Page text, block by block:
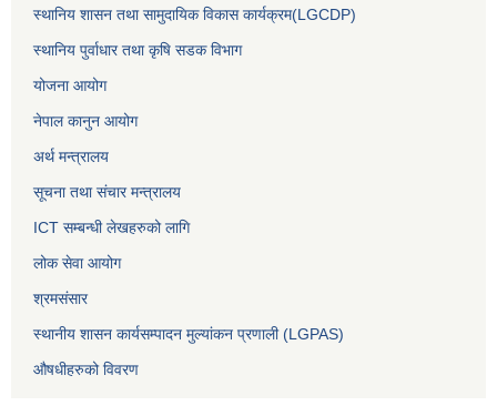
स्थानिय शासन तथा सामुदायिक विकास कार्यक्रम(LGCDP)
स्थानिय पुर्वाधार तथा कृषि सडक विभाग
योजना आयोग
नेपाल कानुन आयोग
अर्थ मन्त्रालय
सूचना तथा संचार मन्त्रालय
ICT सम्बन्धी लेखहरुको लागि
लोक सेवा आयोग
श्रमसंसार
स्थानीय शासन कार्यसम्पादन मुल्यांकन प्रणाली (LGPAS)
औषधीहरुको विवरण